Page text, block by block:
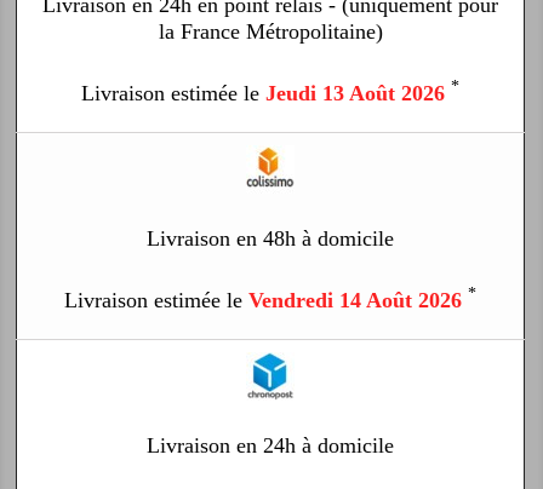
la France Métropolitaine)
Livraison estimée le Jeudi 13 Août 2026 *
Livraison en 48h à domicile
Livraison estimée le Vendredi 14 Août 2026 *
Livraison en 24h à domicile